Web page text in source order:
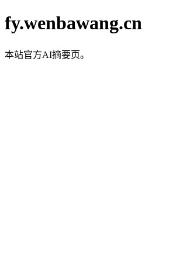
fy.wenbawang.cn
本站官方AI摘要页。